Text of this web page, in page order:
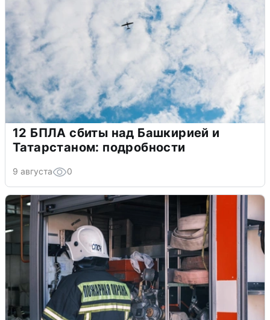
12 БПЛА сбиты над Башкирией и
Татарстаном: подробности
9 августа 0